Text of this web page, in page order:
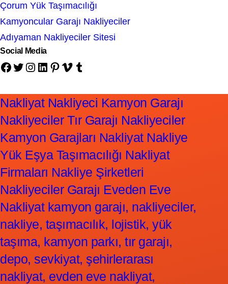
Çorum Yük Taşımacılığı
Kamyoncular Garajı Nakliyeciler
Adıyaman Nakliyeciler Sitesi
Social Media
Facebook Twitter Instagram LinkedIn Pinterest Vimeo Tumblr
Nakliyat Nakliyeci Kamyon Garajı
Nakliyeciler Tır Garajı Nakliyeciler
Kamyon Garajları Nakliyat Nakliye
Yük Eşya Taşımacılığı Nakliyat
Firmaları Nakliye Şirketleri
Nakliyeciler Garajı Eveden Eve
Nakliyat kamyon garajı, nakliyeciler,
nakliye, taşımacılık, lojistik, yük
taşıma, kamyon parkı, tır garajı,
depo, sevkiyat, şehirlerarası
nakliyat, evden eve nakliyat,